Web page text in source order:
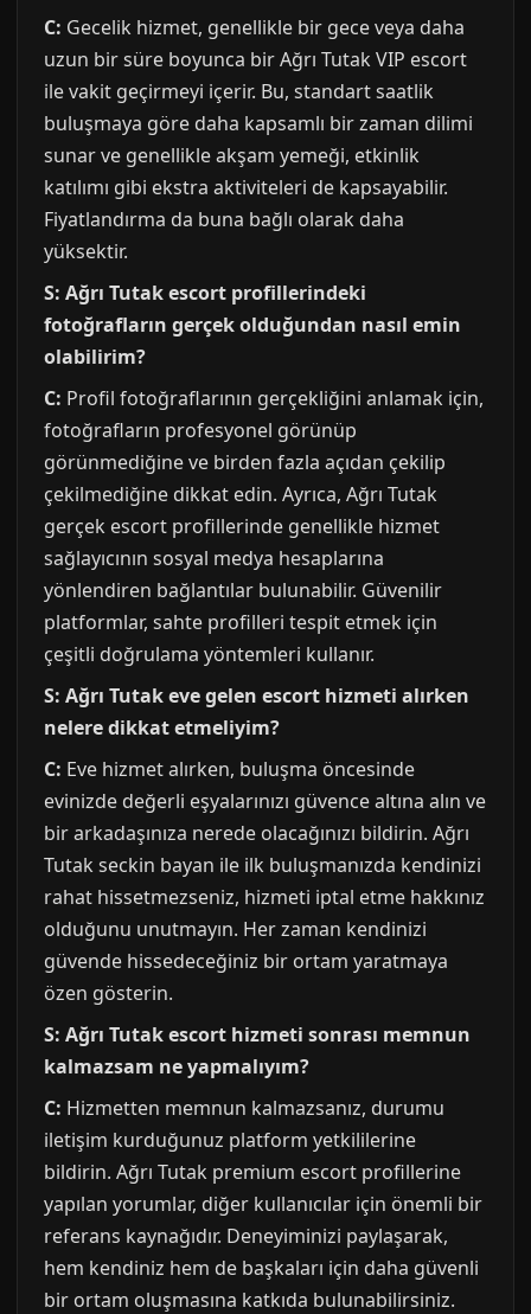
C: Gecelik hizmet, genellikle bir gece veya daha
uzun bir süre boyunca bir Ağrı Tutak VIP escort
ile vakit geçirmeyi içerir. Bu, standart saatlik
buluşmaya göre daha kapsamlı bir zaman dilimi
sunar ve genellikle akşam yemeği, etkinlik
katılımı gibi ekstra aktiviteleri de kapsayabilir.
Fiyatlandırma da buna bağlı olarak daha
yüksektir.
S: Ağrı Tutak escort profillerindeki
fotoğrafların gerçek olduğundan nasıl emin
olabilirim?
C: Profil fotoğraflarının gerçekliğini anlamak için,
fotoğrafların profesyonel görünüp
görünmediğine ve birden fazla açıdan çekilip
çekilmediğine dikkat edin. Ayrıca, Ağrı Tutak
gerçek escort profillerinde genellikle hizmet
sağlayıcının sosyal medya hesaplarına
yönlendiren bağlantılar bulunabilir. Güvenilir
platformlar, sahte profilleri tespit etmek için
çeşitli doğrulama yöntemleri kullanır.
S: Ağrı Tutak eve gelen escort hizmeti alırken
nelere dikkat etmeliyim?
C: Eve hizmet alırken, buluşma öncesinde
evinizde değerli eşyalarınızı güvence altına alın ve
bir arkadaşınıza nerede olacağınızı bildirin. Ağrı
Tutak seckin bayan ile ilk buluşmanızda kendinizi
rahat hissetmezseniz, hizmeti iptal etme hakkınız
olduğunu unutmayın. Her zaman kendinizi
güvende hissedeceğiniz bir ortam yaratmaya
özen gösterin.
S: Ağrı Tutak escort hizmeti sonrası memnun
kalmazsam ne yapmalıyım?
C: Hizmetten memnun kalmazsanız, durumu
iletişim kurduğunuz platform yetkililerine
bildirin. Ağrı Tutak premium escort profillerine
yapılan yorumlar, diğer kullanıcılar için önemli bir
referans kaynağıdır. Deneyiminizi paylaşarak,
hem kendiniz hem de başkaları için daha güvenli
bir ortam oluşmasına katkıda bulunabilirsiniz.